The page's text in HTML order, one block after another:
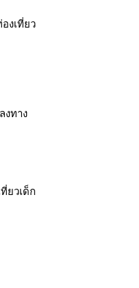
งเที่ยว
งทาง
ยวเด็ก